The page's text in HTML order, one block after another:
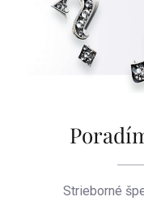
Strieborné